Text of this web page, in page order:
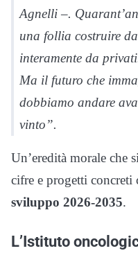
Agnelli –.
una follia costruire
interamente da
Ma il futuro che
dobbiamo andare
vinto”.
Un’eredità morale che
cifre e progetti
sviluppo 2026-2035.
L’Istituto